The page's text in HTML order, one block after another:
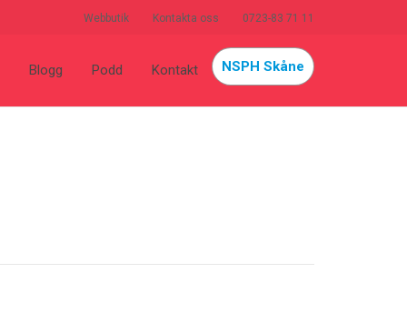
Webbutik Kontakta oss 0723-83 71 11
Blogg Podd Kontakt NSPH Skåne